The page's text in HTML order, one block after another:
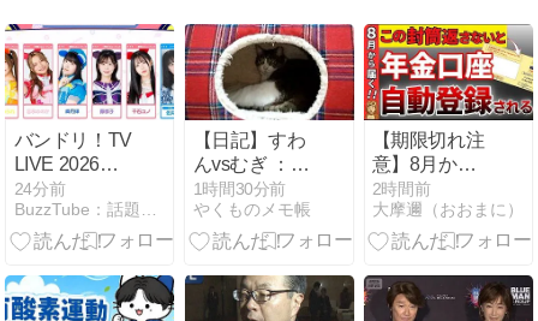
バンドリ！TV
LIVE 2026
#326
24分前
BuzzTube：話題・流行・旬・最新・注目の動画サイト
【日記】すわ
んvsむぎ ：嬉
しいことです
1時間30分前
やくものメモ帳
【期限切れ注
意】8月から
届くこの封
筒、放置する
と公金受取口
されます
2時間前
大摩邇（おおまに）